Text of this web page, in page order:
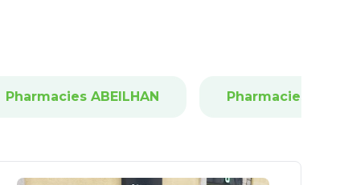
Pharmacies ABEILHAN Pharmacies